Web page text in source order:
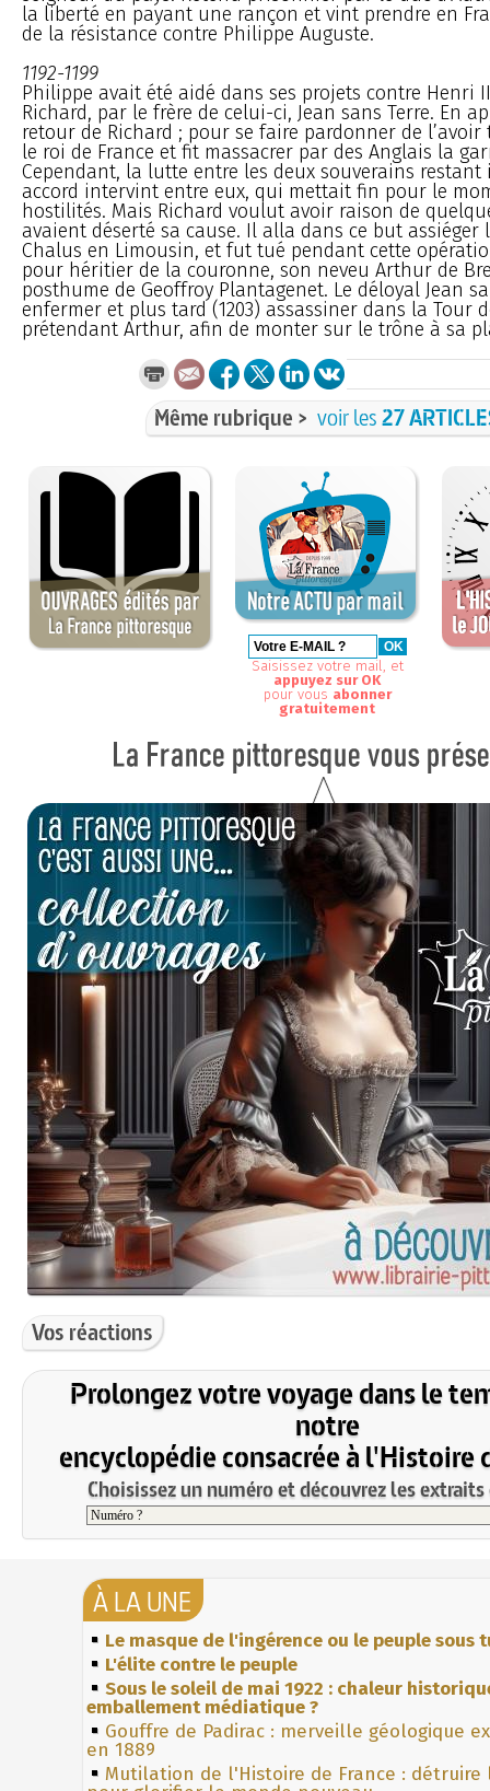
la liberté en payant une rançon et vint prendre en
de la résistance contre Philippe Auguste.
1192-1199
Philippe avait été aidé dans ses projets contre Henri
Richard, par le frère de celui-ci, Jean sans Terre. En
retour de Richard ; pour se faire pardonner de
le roi de France et fit massacrer par des Anglais la
Cependant, la lutte entre les deux souverains restant
accord intervint entre eux, qui mettait fin pour le
hostilités. Mais Richard voulut avoir raison de
avaient déserté sa cause. Il alla dans ce but assiéger
Chalus en Limousin, et fut tué pendant cette
pour héritier de la couronne, son neveu Arthur de
posthume de Geoffroy Plantagenet. Le déloyal Jean
enfermer et plus tard (1203) assassiner dans la Tour
prétendant Arthur, afin de monter sur le trône à sa
Même rubrique > voir les27
Saisissez votre mail, et
appuyez sur OK
pour vous abonner
gratuitement
Vos réactions
Prolongez votre voyage dans le
notre
encyclopédie consacrée à l'Histoire
Choisissez un numéro et découvrez les
À LA UNE
Le masque de l'ingérence ou le peuple sous
L'élite contre le peuple
Sous le soleil de mai 1922 : chaleur
emballement médiatique ?
Gouffre de Padirac : merveille géologique
en 1889
Mutilation de l'Histoire de France : détruire